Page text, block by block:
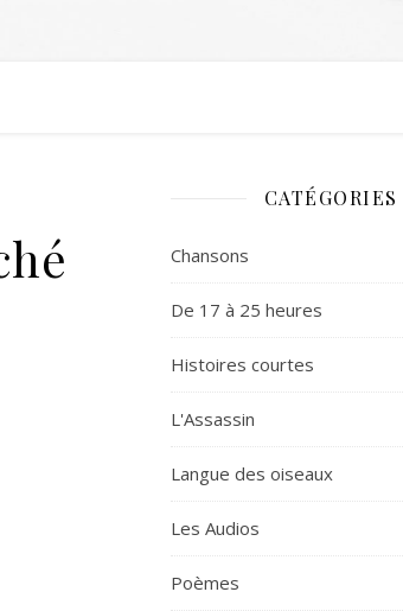
CATÉGORIES
Chansons
De 17 à 25 heures
Histoires courtes
L'Assassin
Langue des oiseaux
Les Audios
Poèmes